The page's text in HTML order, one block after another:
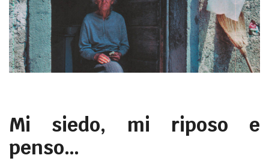
Mi siedo, mi riposo e
penso…